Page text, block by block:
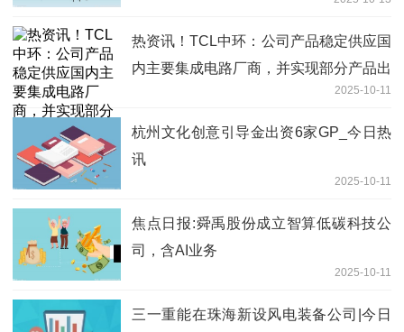
热资讯！TCL中环：公司产品稳定供应国
内主要集成电路厂商，并实现部分产品出
2025-10-11
杭州文化创意引导金出资6家GP_今日热
讯
2025-10-11
焦点日报:舜禹股份成立智算低碳科技公
司，含AI业务
2025-10-11
三一重能在珠海新设风电装备公司|今日